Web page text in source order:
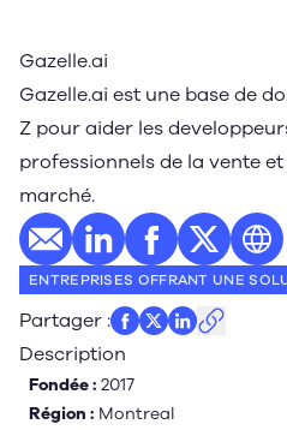
Gazelle.ai
Gazelle.ai est une base de
Z pour aider les
professionnels de la vente
marché.
E-mailProfil LinkedIn
Profil Facebook
Profil Twitter
Site
ENTREPRISES OFFRANT UNE
Partager :
Description
Fondée : 2017
Région : Montreal